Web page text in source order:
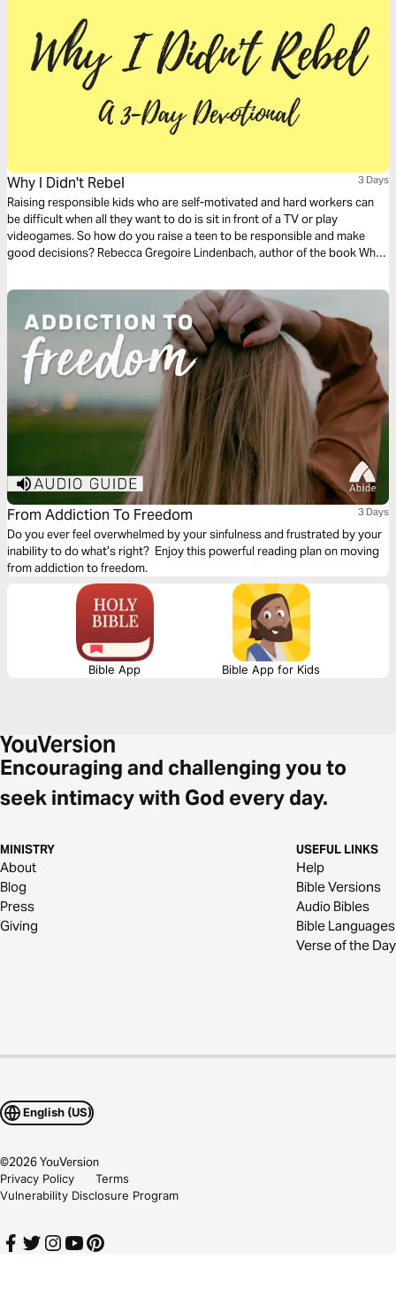
Why I Didn't Rebel 3 Days
Raising responsible kids who are self-motivated and hard workers can
be difficult when all they want to do is sit in front of a TV or play
videogames. So how do you raise a teen to be responsible and make
good decisions? Rebecca Gregoire Lindenbach, author of the book Why I
psychology research, found some common themes among families with
kids who didn’t rebel, and families with kids who did. This 3-day action
plan will give you the run-down on raising responsible teens. To find out
more or purchase the book, visit http://amzn.to/2wipiOj
From Addiction To Freedom 3 Days
Do you ever feel overwhelmed by your sinfulness and frustrated by your
inability to do what’s right? Enjoy this powerful reading plan on moving
from addiction to freedom.
Bible App Bible App for Kids
Encouraging and challenging you to
seek intimacy with God every day.
MINISTRY
About
Blog
Press
Giving
USEFUL LINKS
Help
Bible Versions
Audio Bibles
Bible Languages
Verse of the Day
English (US)
©2026YouVersion
Privacy Policy
Terms
Vulnerability Disclosure Program